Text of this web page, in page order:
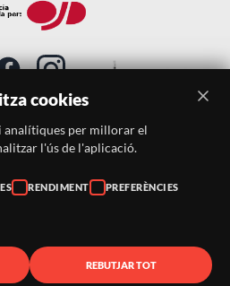
TE AL BUTLLETÍ
938046359
— Tots els drets reservats · Web
cookies
analítiques per millorar el
l'ús de l'aplicació.
RENDIMENT
PREFERÈNCIES
REBUTJAR TOT